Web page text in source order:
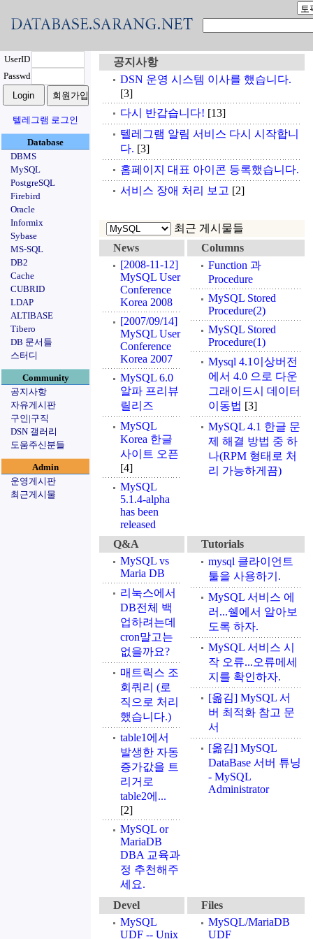
UserID
Passwd
텔레그램 로그인
Database
DBMS
MySQL
PostgreSQL
Firebird
Oracle
Informix
Sybase
MS-SQL
DB2
Cache
CUBRID
LDAP
ALTIBASE
Tibero
DB 문서들
스터디
Community
공지사항
자유게시판
구인|구직
DSN 갤러리
도움주신분들
Admin
운영게시판
최근게시물
공지사항
DSN 운영 시스템 이사를 했습니다.
[3]
다시 반갑습니다! [13]
텔레그램 알림 서비스 다시 시작합니
다. [3]
홈페이지 대표 아이콘 등록했습니다.
서비스 장애 처리 보고 [2]
최근 게시물들
News
[2008-11-12]
MySQL User
Conference
Korea 2008
[2007/09/14]
MySQL User
Conference
Korea 2007
MySQL 6.0
알파 프리뷰
릴리즈
MySQL
Korea 한글
사이트 오픈
[4]
MySQL
5.1.4-alpha
has been
released
Columns
Function 과
Procedure
MySQL Stored
Procedure(2)
MySQL Stored
Procedure(1)
Mysql 4.1이상버전
에서 4.0 으로 다운
그래이드시 데이터
이동법 [3]
MySQL 4.1 한글 문
제 해결 방법 중 하
나(RPM 형태로 처
리 가능하게끔)
Q&A
MySQL vs
Maria DB
리눅스에서
DB전체 백
업하려는데
cron말고는
없을까요?
매트릭스 조
회쿼리 (로
직으로 처리
했습니다.)
table1에서
발생한 자동
증가값을 트
리거로
table2에...
[2]
MySQL or
MariaDB
DBA 교육과
정 추천해주
세요.
Tutorials
mysql 클라이언트
툴을 사용하기.
MySQL 서비스 에
러...쉘에서 알아보
도록 하자.
MySQL 서비스 시
작 오류...오류메세
지를 확인하자.
[옮김] MySQL 서
버 최적화 참고 문
서
[옮김] MySQL
DataBase 서버 튜닝
- MySQL
Administrator
Devel
MySQL
UDF -- Unix
Files
MySQL/MariaDB
UDF